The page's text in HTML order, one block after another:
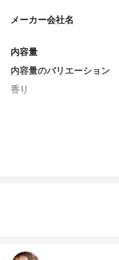
メーカー会社名
内容量
内容量のバリエーション
香り